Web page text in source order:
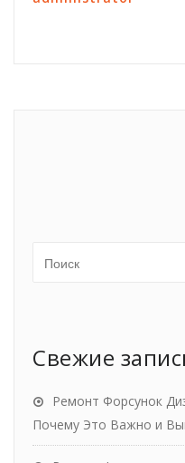
Свежие
Ремонт Форсунок
Почему Это Важно и